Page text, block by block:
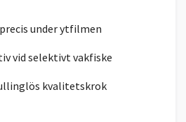
under ytfilmen
vid selektivt vakfiske
kvalitetskrok